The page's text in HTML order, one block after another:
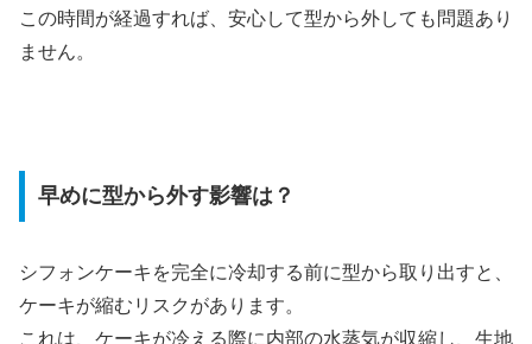
この時間が経過すれば、安心して型から外しても問題あり
ません。
早めに型から外す影響は？
シフォンケーキを完全に冷却する前に型から取り出すと、
ケーキが縮むリスクがあります。
これは、ケーキが冷える際に内部の水蒸気が収縮し、生地